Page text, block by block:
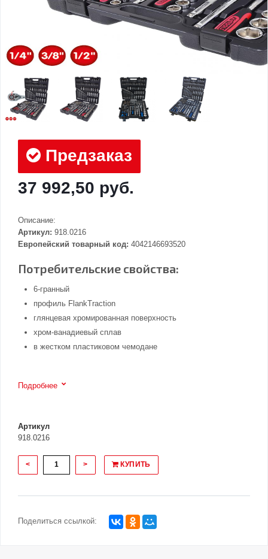
Предзаказ
37 992,50 руб.
Описание:
Артикул: 918.0216
Европейский товарный код: 4042146693520
Потребительские свойства:
6-гранный
профиль FlankTraction
глянцевая хромированная поверхность
хром-ванадиевый сплав
в жестком пластиковом чемодане
Подробнее
Артикул
918.0216
< > КУПИТЬ
Поделиться ссылкой: